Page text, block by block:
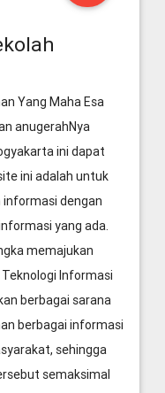
Yang Maha Esa
anugerahNya
ini dapat
ini adalah untuk
dengan
yang ada.
memajukan
Informasi
berbagai sarana
berbagai informasi
sehingga
semaksimal